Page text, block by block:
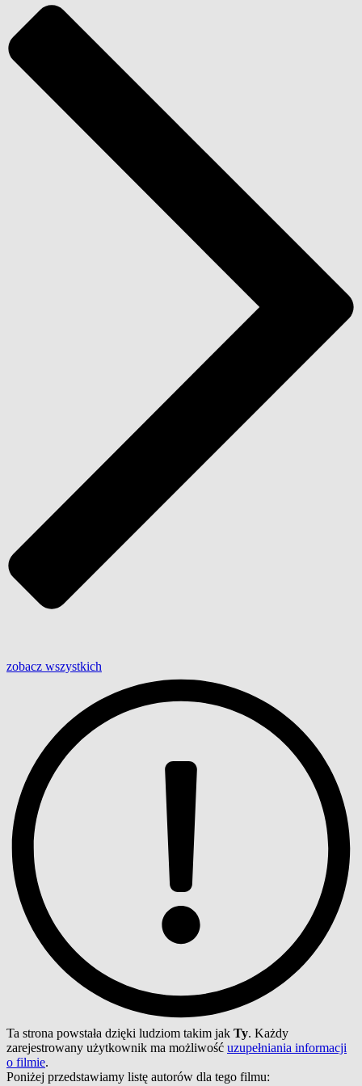
zobacz wszystkich
Ta strona powstała dzięki ludziom takim jak Ty. Każdy
zarejestrowany użytkownik ma możliwość uzupełniania informacji
o filmie.
Poniżej przedstawiamy listę autorów dla tego filmu: